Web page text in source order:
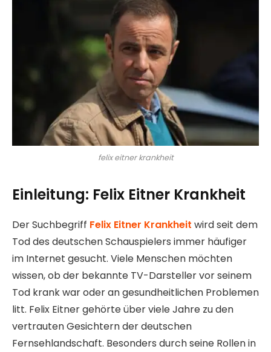
felix eitner krankheit
Einleitung: Felix Eitner Krankheit
Der Suchbegriff Felix Eitner Krankheit wird seit dem
Tod des deutschen Schauspielers immer häufiger
im Internet gesucht. Viele Menschen möchten
wissen, ob der bekannte TV-Darsteller vor seinem
Tod krank war oder an gesundheitlichen Problemen
litt. Felix Eitner gehörte über viele Jahre zu den
vertrauten Gesichtern der deutschen
Fernsehlandschaft. Besonders durch seine Rollen in